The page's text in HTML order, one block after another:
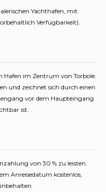
Yachthafen, mit
Verfügbarkeit).
Hafen im Zentrum von Torbole.
und zeichnet sich durch einen
vor dem Haupteingang
ist.
von 30 % zu leisten.
Anreisedatum kostenlos,